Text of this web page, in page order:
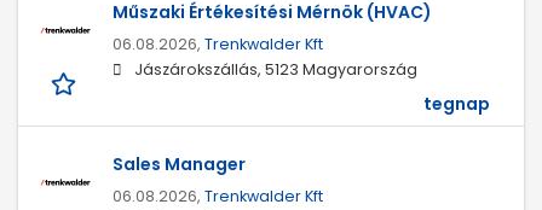
Műszaki Értékesítési Mérnök (HVAC)
06.08.2026, Trenkwalder Kft
Jászárokszállás, 5123 Magyarország
tegnap
Sales Manager
06.08.2026, Trenkwalder Kft